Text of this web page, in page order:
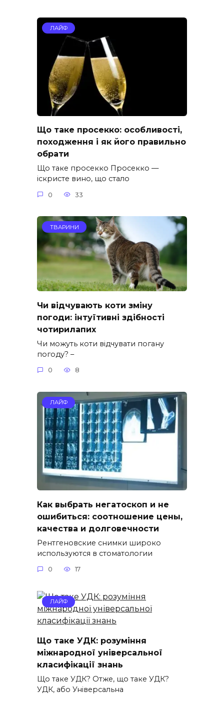
ЛАЙФ
Що таке просекко: особливості,
походження і як його правильно
обрати
Що таке просекко Просекко —
іскристе вино, що стало
0 33
ТВАРИНИ
Чи відчувають коти зміну
погоди: інтуїтивні здібності
чотирилапих
Чи можуть коти відчувати погану
погоду? –
0 8
ЛАЙФ
Как выбрать негатоскоп и не
ошибиться: соотношение цены,
качества и долговечности
Рентгеновские снимки широко
используются в стоматологии
0 17
ЛАЙФ
Що таке УДК: розуміння
міжнародної універсальної
класифікації знань
Що таке УДК? Отже, що таке УДК?
УДК, або Універсальна